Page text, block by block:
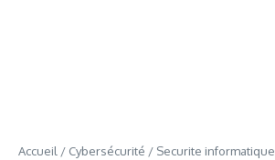
Accueil / Cybersécurité / Securite informatique